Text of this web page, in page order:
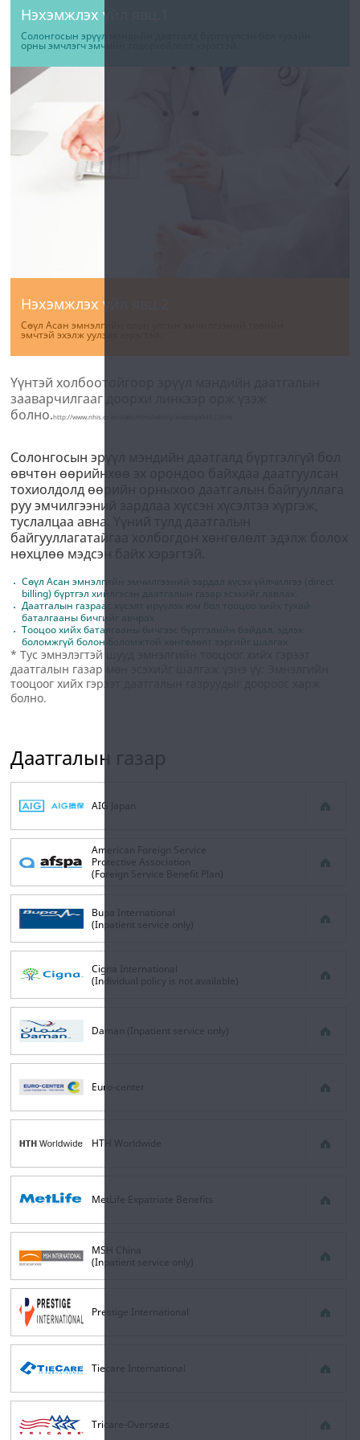
Нэхэмжлэх үйл явц.1
Солонгосын эрүүл мэндийн даатгалд бүртгүүлсэн бол тухайн
орны эмчлэгч эмчийн тодорхойлолт хэрэгтэй.
Нэхэмжлэх үйл явц.2
Сөүл Асан эмнэлгийн олон улсын эмчилгээний төвийн
эмчтэй эхэлж уулзах хэрэгтэй.
Үүнтэй холбоотойгоор эрүүл мэндийн даатгалын
зааварчилгааг доорхи линкээр орж үзэж
болно.http://www.nhis.or.kr/static/html/wbd/g/a/wbdga0402.html
Солонгосын эрүүл мэндийн даатгалд бүртгэлгүй бол
өвчтөн өөрийнхөө эх орондоо байхдаа даатгуулсан
тохиолдолд өөрийн орныхоо даатгалын байгууллага
руу эмчилгээний зардлаа хүссэн хүсэлтээ хүргэж,
туслалцаа авна. Үүний тулд даатгалын
байгууллагатайгаа холбогдон хөнгөлөлт эдэлж болох
нөхцлөө мэдсэн байх хэрэгтэй.
Сөүл Асан эмнэлгийн эмчилгээний зардал хүсэх үйлчилгээ (direct
billing) бүртгэл хийлгэсэн даатгалын газар эсэхийг лавлах.
Даатгалын газраас хүсэлт ирүүлэх юм бол тооцоо хийх тухай
баталгааны бичгийг авчрах
Тооцоо хийх баталгааны бичгээс бүртгэлийн байдал, эдлэх
боломжгүй болон боломжтой хөнгөлөлт зэргийг шалгах
* Тус эмнэлэгтэй шууд эмнэлгийн тооцоог хийх гэрээт
даатгалын газар мөн эсэхийг шалгаж үзнэ үү: Эмнэлгийн
тооцоог хийх гэрээт даатгалын газруудыг доороос харж
болно.
Даатгалын газар
AIG Japan
American Foreign Service
Protective Association
(Foreign Service Benefit Plan)
Bupa International
(Inpatient service only)
Cigna International
(Individual policy is not available)
Daman (Inpatient service only)
Euro-center
HTH Worldwide
MetLife Expatriate Benefits
MSH China
(Inpatient service only)
Prestige International
Tiecare International
Tricare-Overseas